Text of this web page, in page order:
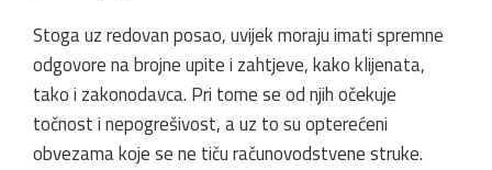
Stoga uz redovan posao, uvijek moraju imati spremne
odgovore na brojne upite i zahtjeve, kako klijenata,
tako i zakonodavca. Pri tome se od njih očekuje
točnost i nepogrešivost, a uz to su opterećeni
obvezama koje se ne tiču računovodstvene struke.